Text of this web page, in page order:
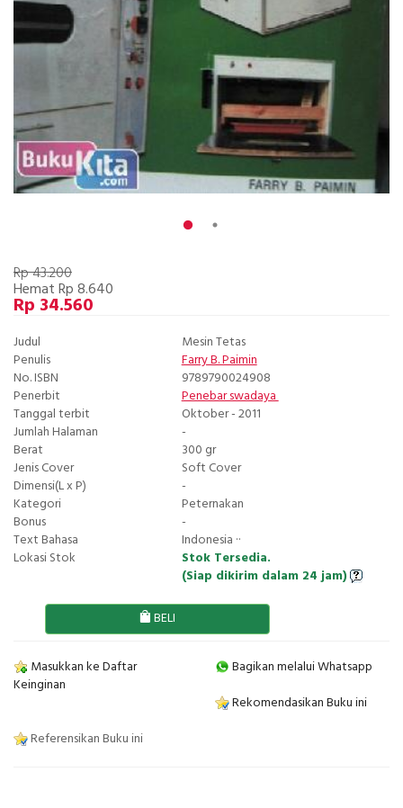
Rp 43.200
Hemat Rp 8.640
Rp 34.560
Judul
Mesin Tetas
Penulis
Farry B. Paimin
No. ISBN
9789790024908
Penerbit
Penebar swadaya
Tanggal terbit
Oktober - 2011
Jumlah Halaman
-
Berat
300 gr
Jenis Cover
Soft Cover
Dimensi(L x P)
-
Kategori
Peternakan
Bonus
-
Text Bahasa
Indonesia ··
Lokasi Stok
Stok Tersedia.
(Siap dikirim dalam 24 jam)
BELI
Masukkan ke Daftar
Keinginan
Bagikan melalui Whatsapp
Rekomendasikan Buku ini
Referensikan Buku ini